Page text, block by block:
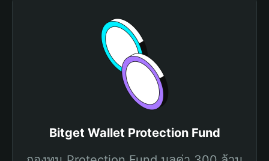
Bitget Wallet Protection Fund